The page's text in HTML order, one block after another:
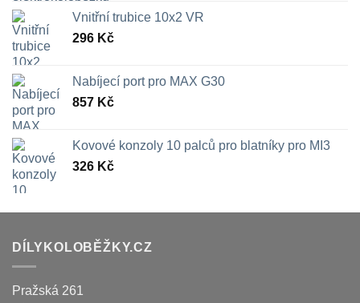
Vnitřní trubice 10x2 VR
296 Kč
Nabíjecí port pro MAX G30
857 Kč
Kovové konzoly 10 palců pro blatníky pro MI3
326 Kč
DÍLYKOLOBĚŽKY.CZ
Pražská 261